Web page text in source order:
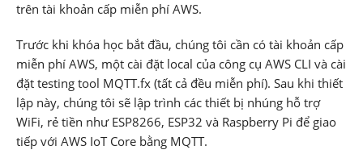
trên tài khoản cấp miễn phí AWS.
Trước khi khóa học bắt đầu, chúng tôi cần có tài khoản cấp
miễn phí AWS, một cài đặt local của công cụ AWS CLI và cài
đặt testing tool MQTT.fx (tất cả đều miễn phí). Sau khi thiết
lập này, chúng tôi sẽ lập trình các thiết bị nhúng hỗ trợ
WiFi, rẻ tiền như ESP8266, ESP32 và Raspberry Pi để giao
tiếp với AWS IoT Core bằng MQTT.